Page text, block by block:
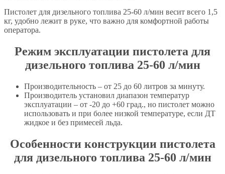
Пистолет для дизельного топлива 25-60 л/мин весит всего 1,5
кг, удобно лежит в руке, что важно для комфортной работы
оператора.
Режим эксплуатации пистолета для
дизельного топлива 25-60 л/мин
Производительность – от 25 до 60 литров за минуту.
Производитель установил диапазон температур
эксплуатации – от -20 до +60 град., но пистолет можно
использовать и при более низкой температуре, если ДТ
жидкое и без примесей льда.
Особенности конструкции пистолета
для дизельного топлива 25-60 л/мин